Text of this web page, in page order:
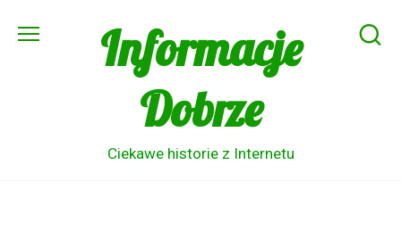
Informacje
Dobrze
Ciekawe historie z Internetu